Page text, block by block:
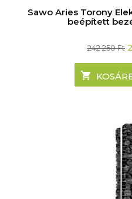
Sawo Aries Torony
beépített
242 250Ft